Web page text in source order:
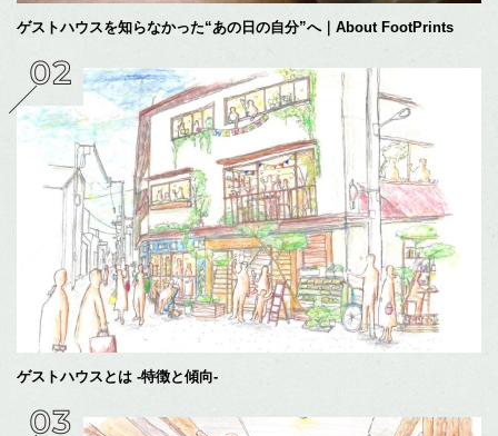
ゲストハウスを知らなかった“あの日の自分”へ｜About FootPrints
ゲストハウスとは -特徴と傾向-